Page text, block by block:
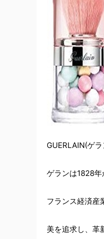
GUERLAIN(ゲ
ゲランは1828年
フランス経済産
美を追求し、革